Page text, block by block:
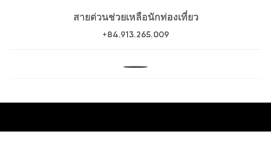
สายด่วนช่วยเหลือนักท่องเที่ยว
+84.913.265.009